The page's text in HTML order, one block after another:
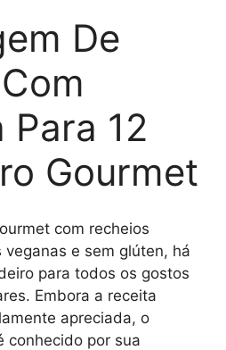
De
Para 12
Gourmet
com recheios
e sem glúten, há
para todos os gostos
Embora a receita
apreciada, o
conhecido por sua